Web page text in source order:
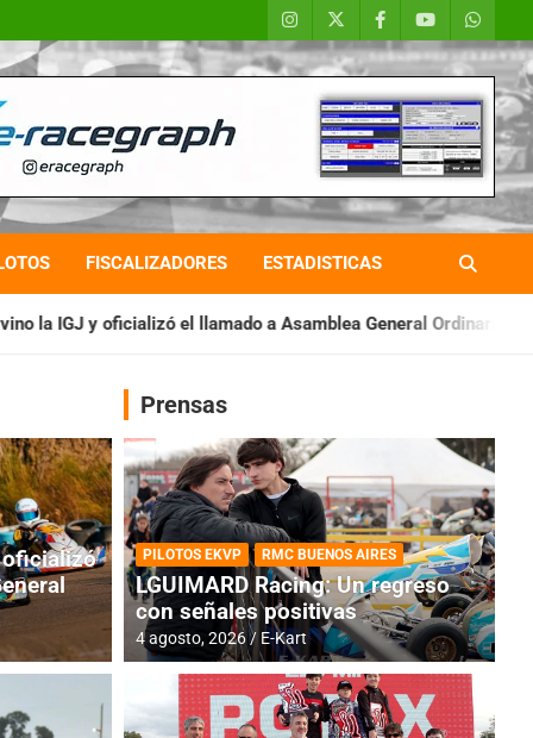
FISCALIZADORES ESTADISTICAS
a Asamblea General Ordinaria IAME SERIES
oficializó
Prensas
PILOTOS EKVP RMC BUENOS AIRES
LGUIMARD Racing: Un regreso
con señales positivas
4 agosto, 2026 E-Kart